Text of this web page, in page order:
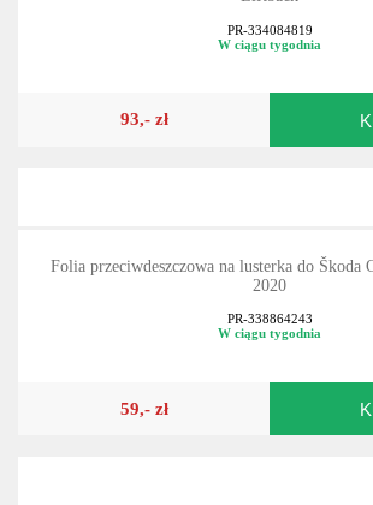
PR-334084819
W ciągu tygodnia
93,- zł
Folia przeciwdeszczowa na lusterka do Škoda
2020
PR-338864243
W ciągu tygodnia
59,- zł